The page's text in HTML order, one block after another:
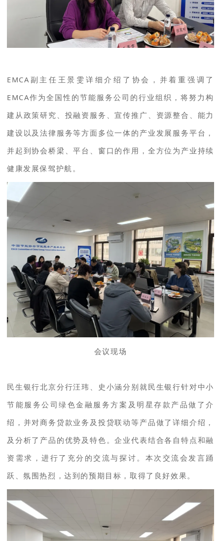
EMCA副主任王景雯详细介绍了协会，并着重强调了
EMCA作为全国性的节能服务公司的行业组织，将努力构
建从政策研究、投融资服务、宣传推广、资源整合、能力
建设以及法律服务等方面多位一体的产业发展服务平台，
并起到协会桥梁、平台、窗口的作用，全方位为产业持续
健康发展保驾护航。
会议现场
民生银行北京分行汪玮、史小涵分别就民生银行针对中小
节能服务公司绿色金融服务方案及明星存款产品做了介
绍，并对商务贷款业务及投贷联动等产品做了详细介绍，
及分析了产品的优势及特色。企业代表结合各自特点和融
资需求，进行了充分的交流与探讨。本次交流会发言踊
跃、氛围热烈，达到的预期目标，取得了良好效果。